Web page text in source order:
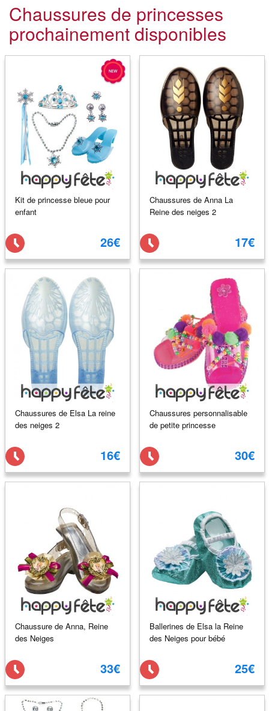
Chaussures de princesses
prochainement disponibles
Kit de princesse bleue pour
enfant
26€
Chaussures de Anna La
Reine des neiges 2
17€
Chaussures de Elsa La reine
des neiges 2
16€
Chaussures personnalisable
de petite princesse
30€
Chaussure de Anna, Reine
des Neiges
33€
Ballerines de Elsa la Reine
des Neiges pour bébé
25€